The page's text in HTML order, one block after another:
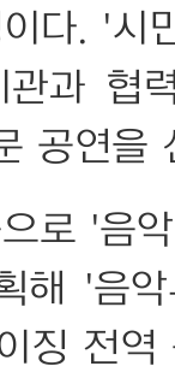
다. '시
과 협
공연을
로 '음
해 '음
징 전